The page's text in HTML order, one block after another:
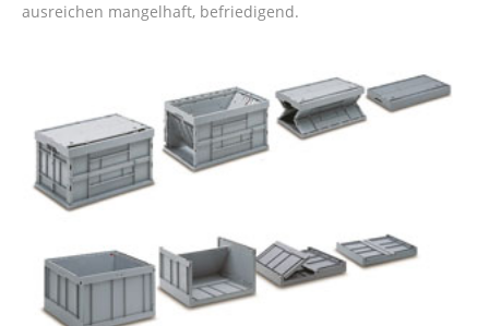
ausreichen mangelhaft, befriedigend.